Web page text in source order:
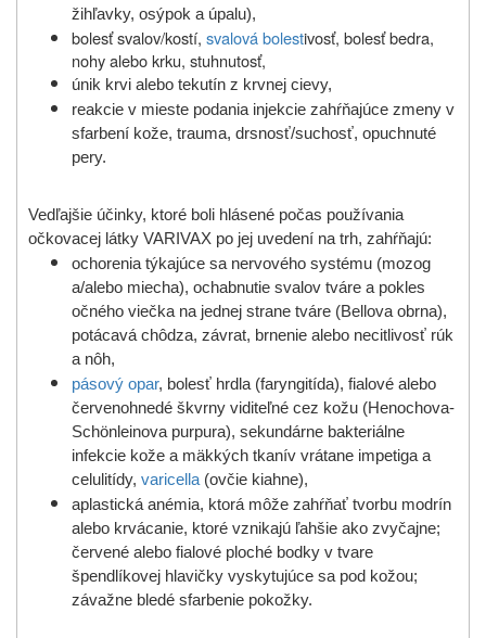
žihľavky, osýpok a úpalu),
bolesť svalov/kostí, svalová bolestivosť, bolesť bedra,
nohy alebo krku, stuhnutosť,
únik krvi alebo tekutín z krvnej cievy,
reakcie v mieste podania injekcie zahŕňajúce zmeny v
sfarbení kože, trauma, drsnosť/suchosť, opuchnuté
pery.
Vedľajšie účinky, ktoré boli hlásené počas používania
očkovacej látky VARIVAX po jej uvedení na trh, zahŕňajú:
ochorenia týkajúce sa nervového systému (mozog
a/alebo miecha), ochabnutie svalov tváre a pokles
očného viečka na jednej strane tváre (Bellova obrna),
potácavá chôdza, závrat, brnenie alebo necitlivosť rúk
a nôh,
pásový opar, bolesť hrdla (faryngitída), fialové alebo
červenohnedé škvrny viditeľné cez kožu (Henochova-
Schönleinova purpura), sekundárne bakteriálne
infekcie kože a mäkkých tkanív vrátane impetiga a
celulitídy, varicella (ovčie kiahne),
aplastická anémia, ktorá môže zahŕňať tvorbu modrín
alebo krvácanie, ktoré vznikajú ľahšie ako zvyčajne;
červené alebo fialové ploché bodky v tvare
špendlíkovej hlavičky vyskytujúce sa pod kožou;
závažne bledé sfarbenie pokožky.